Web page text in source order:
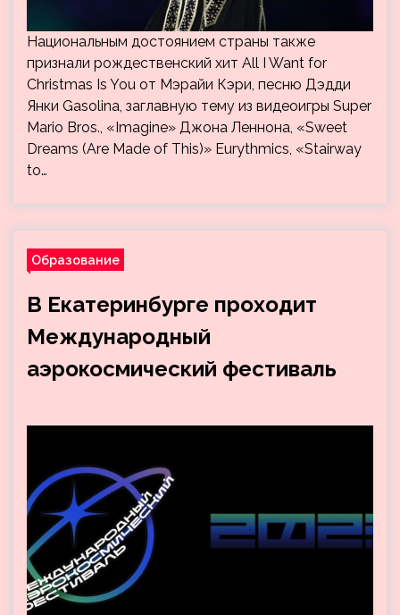
Национальным достоянием страны также
признали рождественский хит All I Want for
Christmas Is You от Мэрайи Кэри, песню Дэдди
Янки Gasolina, заглавную тему из видеоигры Super
Mario Bros., «Imagine» Джона Леннона, «Sweet
Dreams (Are Made of This)» Eurythmics, «Stairway
to…
Образование
В Екатеринбурге проходит
Международный
аэрокосмический фестиваль